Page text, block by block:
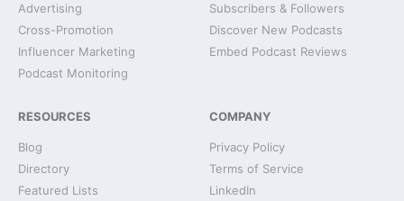
Advertising
Cross-Promotion
Influencer Marketing
Podcast Monitoring
Subscribers & Followers
Discover New Podcasts
Embed Podcast Reviews
RESOURCES
Blog
Directory
Featured Lists
COMPANY
Privacy Policy
Terms of Service
LinkedIn